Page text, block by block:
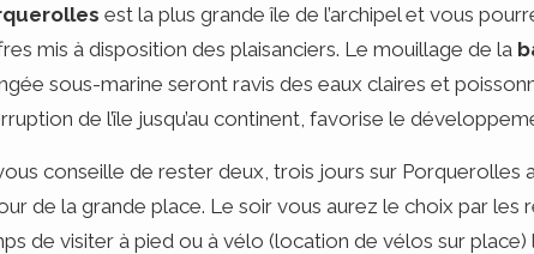
est la plus grande île de l’archipel et vous
mis à disposition des plaisanciers. Le mouillage de la
sous-marine seront ravis des eaux claires et
de l’île jusqu’au continent, favorise le
conseille de rester deux, trois jours sur
de la grande place. Le soir vous aurez le choix par
de visiter à pied ou à vélo (location de vélos sur